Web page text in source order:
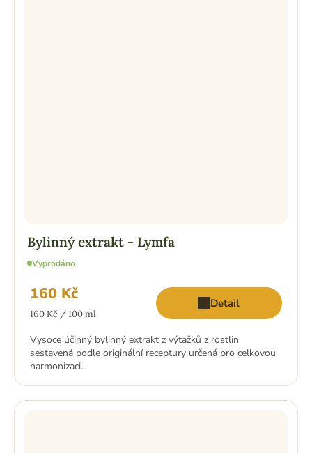
Bylinný extrakt - Lymfa
Vyprodáno
160 Kč
Měrná
160 Kč / 100 ml
Detail
Vysoce účinný bylinný extrakt z výtažků z rostlin
sestavená podle originální receptury určená pro celkovou
harmonizaci...